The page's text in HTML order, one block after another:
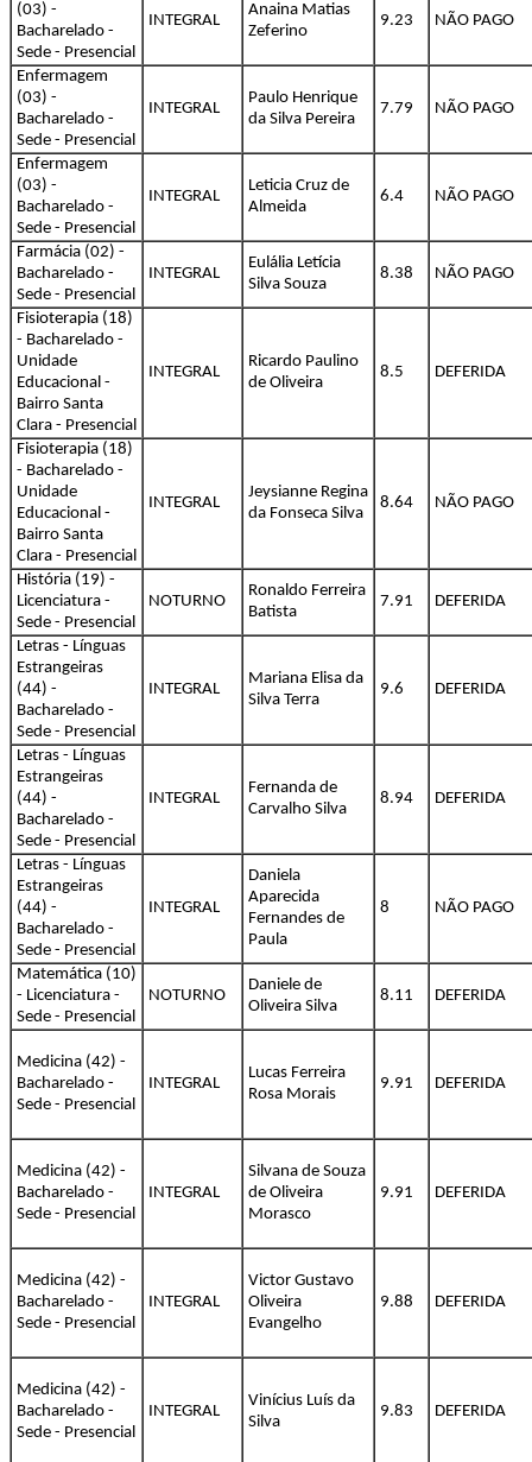
(03) -
Bacharelado -
Sede - Presencial
INTEGRAL
Anaina Matias
Zeferino
9.23 NÃO PAGO
Enfermagem
(03) -
Bacharelado -
Sede - Presencial
INTEGRAL
Paulo Henrique
da Silva Pereira
7.79 NÃO PAGO
Enfermagem
(03) -
Bacharelado -
Sede - Presencial
INTEGRAL
Leticia Cruz de
Almeida
6.4 NÃO PAGO
Farmácia (02) -
Bacharelado -
Sede - Presencial
INTEGRAL
Eulália Letícia
Silva Souza
8.38 NÃO PAGO
Fisioterapia (18)
- Bacharelado -
Unidade
Educacional -
Bairro Santa
Clara - Presencial
INTEGRAL
Ricardo Paulino
de Oliveira
8.5 DEFERIDA
Fisioterapia (18)
- Bacharelado -
Unidade
Educacional -
Bairro Santa
Clara - Presencial
INTEGRAL
Jeysianne Regina
da Fonseca Silva
8.64 NÃO PAGO
História (19) -
Licenciatura -
Sede - Presencial
NOTURNO
Ronaldo Ferreira
Batista
7.91 DEFERIDA
Letras - Línguas
Estrangeiras
(44) -
Bacharelado -
Sede - Presencial
INTEGRAL
Mariana Elisa da
Silva Terra
9.6 DEFERIDA
Letras - Línguas
Estrangeiras
(44) -
Bacharelado -
Sede - Presencial
INTEGRAL
Fernanda de
Carvalho Silva
8.94 DEFERIDA
Letras - Línguas
Estrangeiras
(44) -
Bacharelado -
Sede - Presencial
INTEGRAL
Daniela
Aparecida
Fernandes de
Paula
8 NÃO PAGO
Matemática (10)
- Licenciatura -
Sede - Presencial
NOTURNO
Daniele de
Oliveira Silva
8.11 DEFERIDA
Medicina (42) -
Bacharelado -
Sede - Presencial
INTEGRAL
Lucas Ferreira
Rosa Morais
9.91 DEFERIDA
Medicina (42) -
Bacharelado -
Sede - Presencial
INTEGRAL
Silvana de Souza
de Oliveira
Morasco
9.91 DEFERIDA
Medicina (42) -
Bacharelado -
Sede - Presencial
INTEGRAL
Victor Gustavo
Oliveira
Evangelho
9.88 DEFERIDA
Medicina (42) -
Bacharelado -
Sede - Presencial
INTEGRAL
Vinícius Luís da
Silva
9.83 DEFERIDA